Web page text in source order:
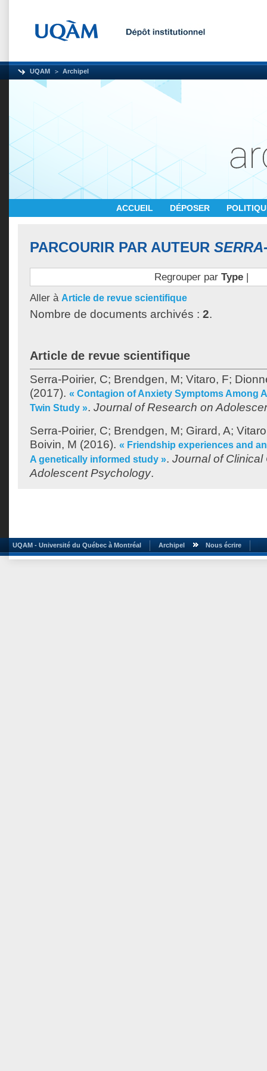
UQAM Archipel
ACCUEIL DÉPOSER
PARCOURIR PAR AUTEUR
Regrouper par Type|
Aller à Article de revue scientifique
Nombre de documents archivés : 2.
Article de revue scientifique
Serra-Poirier, C; Brendgen, M; Vitaro, F;
(2017). « Contagion of Anxiety Symptoms Among
Twin Study ». Journal of Research on
Serra-Poirier, C; Brendgen, M; Girard, A;
Boivin, M (2016). « Friendship experiences and
A genetically informed study ». Journal of Clinical
Adolescent Psychology.
UQAM - Université du Québec à Montréal Archipel Nous écrire